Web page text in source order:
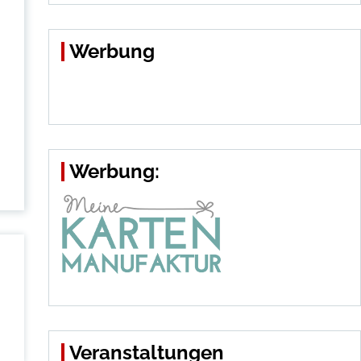
Werbung
Werbung:
Veranstaltungen